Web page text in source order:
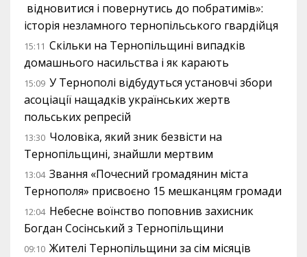
відновитися і повернутись до побратимів»:
історія незламного тернопільського гвардійця
15:11 Скільки на Тернопільщині випадків
домашнього насильства і як карають
15:09 У Тернополі відбудуться установчі збори
асоціації нащадків українських жертв
польських репресій
13:30 Чоловіка, який зник безвісти на
Тернопільщині, знайшли мертвим
13:04 Звання «Почесний громадянин міста
Тернополя» присвоєно 15 мешканцям громади
12:04 Небесне воїнство поповнив захисник
Богдан Сосінський з Тернопільщини
09:10 Жителі Тернопільщини за сім місяців